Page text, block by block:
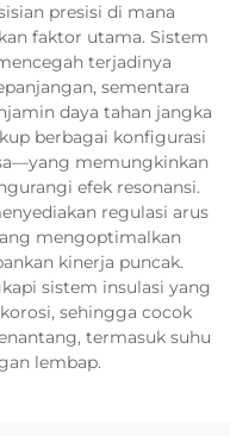
presisi di mana
faktor utama. Sistem
terjadinya
sementara
daya tahan jangka
berbagai konfigurasi
memungkinkan
efek resonansi.
regulasi arus
mengoptimalkan
kinerja puncak.
sistem insulasi yang
sehingga cocok
termasuk suhu
lembap.